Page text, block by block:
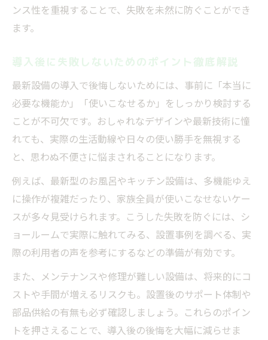
ンス性を重視することで、失敗を未然に防ぐことができ
ます。
導入後に失敗しないためのポイント徹底解説
最新設備の導入で後悔しないためには、事前に「本当に
必要な機能か」「使いこなせるか」をしっかり検討する
ことが不可欠です。おしゃれなデザインや最新技術に憧
れても、実際の生活動線や日々の使い勝手を無視する
と、思わぬ不便さに悩まされることになります。
例えば、最新型のお風呂やキッチン設備は、多機能ゆえ
に操作が複雑だったり、家族全員が使いこなせないケー
スが多々見受けられます。こうした失敗を防ぐには、シ
ョールームで実際に触れてみる、設置事例を調べる、実
際の利用者の声を参考にするなどの準備が有効です。
また、メンテナンスや修理が難しい設備は、将来的にコ
ストや手間が増えるリスクも。設置後のサポート体制や
部品供給の有無も必ず確認しましょう。これらのポイン
トを押さえることで、導入後の後悔を大幅に減らせま